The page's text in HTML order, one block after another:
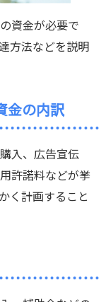
資金が必要で
方法などを説明
金の内訳
入、広告宣伝
許諾料などが挙
く計画すること